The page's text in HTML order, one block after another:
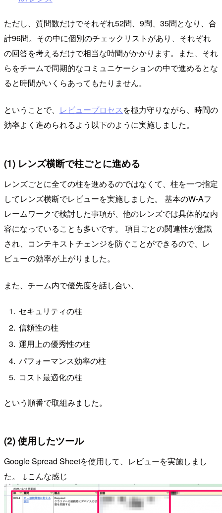
ただし、質問数だけでそれぞれ52問、9問、35問となり、合
計96問。その中に個別のチェックリストがあり、それぞれ
の回答を考えるだけで相当な時間がかかります。また、それ
らをチームで同期的なコミュニケーションの中で進めるとな
ると時間がいくらあってもたりません。
ということで、 レビュープロセスを極力守りながら、時間の
効率よく進められるよう以下のように実施しました。
(1) レンズ横断で柱ごとに進める
レンズごとに全ての柱を進めるのではなくて、柱を一つ指定
してレンズ横断でレビューを実施しました。 基本のW-Aフ
レームワークで検討した事項が、他のレンズでは具体的な内
容になっていることも多いです。 項目ごとの関連性が意識
され、コンテキストチェンジを防ぐことができるので、レ
ビューの効率が上がりました。
また、チーム内で優先度を話し合い、
セキュリティの柱
信頼性の柱
運用上の優秀性の柱
パフォーマンス効率の柱
コスト最適化の柱
という順番で取組みました。
(2) 使用したツール
Google Spread Sheetを使用して、レビューを実施しまし
た。 ↓こんな感じ